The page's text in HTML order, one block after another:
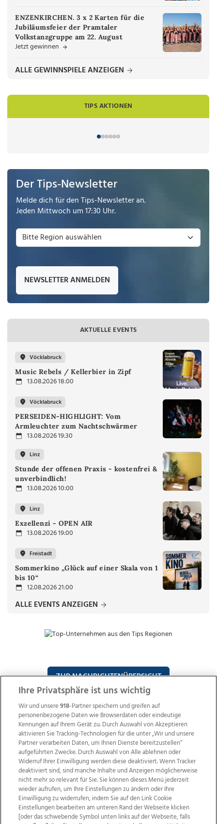
ENZENKIRCHEN. 3 x 2 Karten für die
Jubiläumsfeier der Pramtaler
Volkstanzgruppe am 22. August
Jetzt gewinnen
ALLE GEWINNSPIELE ANZEIGEN
TIPS AKTIONEN
Der Tips-Newsletter
Melde dich für den Tips-Newsletter an.
Jeden Mittwoch um 17:30 Uhr.
NEWSLETTER ANMELDEN
AKTUELLE EVENTS
Vöcklabruck
Music Rebels / Kellerbier in Zipf
13.08.2026 18:00
Vöcklabruck
PERSEIDEN-HIGHLIGHT: Vom
Armleuchter zum Nachtschwärmer
13.08.2026 19:30
Linz
Stunde der offenen Praxis - kostenfrei &
unverbindlich!
13.08.2026 10:00
Linz
Exzellenzi - OPEN AIR
13.08.2026 19:00
Freistadt
Sommerkino „Glück auf einer Skala von 1
bis 10“
12.08.2026 21:00
ALLE EVENTS ANZEIGEN
ZUR NACHRICHTENÜBERSICHT
Wir über uns Mediadaten Kontakt
Jobs
Datenschutz
Impressum
AGB Anzeigekunden
Ihre Privatsphäre ist uns wichtig
Wir und unsere918-Partner speichern und greifen auf
personenbezogene Daten wie Browserdaten oder eindeutige
Kennungen auf Ihrem Gerät zu. Durch Auswahl von Akzeptieren
aktivieren Sie Tracking-Technologien für die unter „Wir und unsere
Partner verarbeiten Daten, um Ihnen Dienste bereitzustellen“
aufgeführten Zwecke. Durch Auswahl von Alle ablehnen oder
Widerruf Ihrer Einwilligung werden diese deaktiviert. Wenn Tracker
deaktiviert sind, sind manche Inhalte und Anzeigen möglicherweise
nicht mehr so relevant für Sie. Sie können dieses Menü jederzeit
wieder aufrufen, um Ihre Einstellungen zu ändern oder Ihre
Einwilligung zu widerrufen, indem Sie auf den Link Cookie
Einstellungen bearbeiten am unteren Rand der Webseite klicken
[oder das schwebende Symbol unten links auf der Webseite, falls